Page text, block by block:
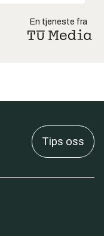
En tjeneste fra
Tips oss